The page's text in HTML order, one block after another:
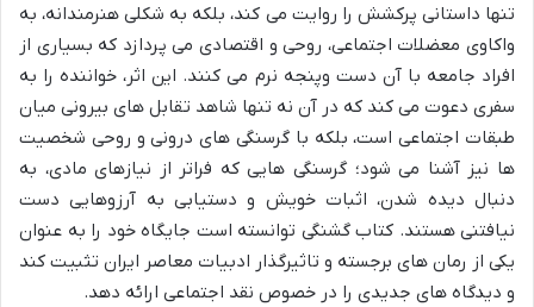
تنها داستانی پرکشش را روایت می کند، بلکه به شکلی هنرمندانه، به
واکاوی معضلات اجتماعی، روحی و اقتصادی می پردازد که بسیاری از
افراد جامعه با آن دست وپنجه نرم می کنند. این اثر، خواننده را به
سفری دعوت می کند که در آن نه تنها شاهد تقابل های بیرونی میان
طبقات اجتماعی است، بلکه با گرسنگی های درونی و روحی شخصیت
ها نیز آشنا می شود؛ گرسنگی هایی که فراتر از نیازهای مادی، به
دنبال دیده شدن، اثبات خویش و دستیابی به آرزوهایی دست
نیافتنی هستند. کتاب گشنگی توانسته است جایگاه خود را به عنوان
یکی از رمان های برجسته و تاثیرگذار ادبیات معاصر ایران تثبیت کند
و دیدگاه های جدیدی را در خصوص نقد اجتماعی ارائه دهد.